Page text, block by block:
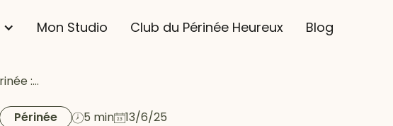
Mon Studio Club du Périnée Heureux Blog
:…
Périnée 5 min 13/6/25